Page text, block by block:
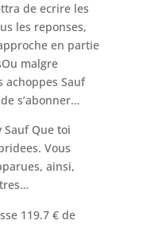
de ecrire les
les reponses,
en partie
malgre
Sauf
s’abonner…
Sauf Que toi
Vous
ainsi,
119.7 € de